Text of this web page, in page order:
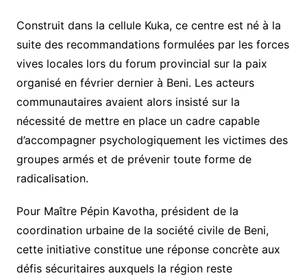
Construit dans la cellule Kuka, ce centre est né à la
suite des recommandations formulées par les forces
vives locales lors du forum provincial sur la paix
organisé en février dernier à Beni. Les acteurs
communautaires avaient alors insisté sur la
nécessité de mettre en place un cadre capable
d’accompagner psychologiquement les victimes des
groupes armés et de prévenir toute forme de
radicalisation.
Pour Maître Pépin Kavotha, président de la
coordination urbaine de la société civile de Beni,
cette initiative constitue une réponse concrète aux
défis sécuritaires auxquels la région reste